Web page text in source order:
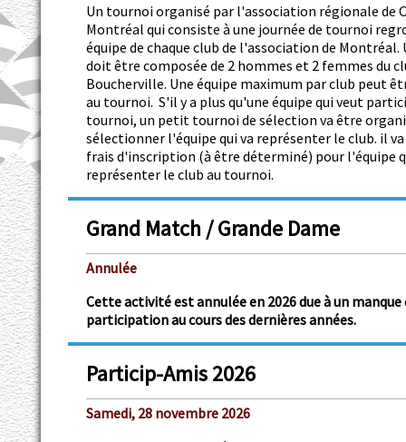
Un tournoi organisé par l'association régionale de
Montréal qui consiste à une journée de tournoi
équipe de chaque club de l'association de Montréal.
doit être composée de 2 hommes et 2 femmes du
Boucherville. Une équipe maximum par club peut
au tournoi. S'il y a plus qu'une équipe qui veut
tournoi, un petit tournoi de sélection va être
sélectionner l'équipe qui va représenter le club. il va
frais d'inscription (à être déterminé) pour l'équipe
représenter le club au tournoi.
Grand Match / Grande Dame
Annulée
Cette activité est annulée en 2026 due à un manque
participation au cours des dernières années.
Particip-Amis 2026
Samedi, 28 novembre 2026